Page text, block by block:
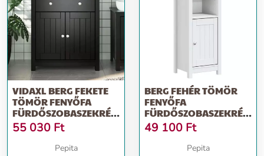
VIDAXL BERG FEKETE
TÖMÖR FENYŐFA
FÜRDŐSZOBASZEKRÉNY
69,5 X 34 X 80 CM
55 030 Ft
Pepita
BERG FEHÉR TÖMÖR
FENYŐFA
FÜRDŐSZOBASZEKRÉNY
40 X 34 X 110 CM
49 100 Ft
Pepita